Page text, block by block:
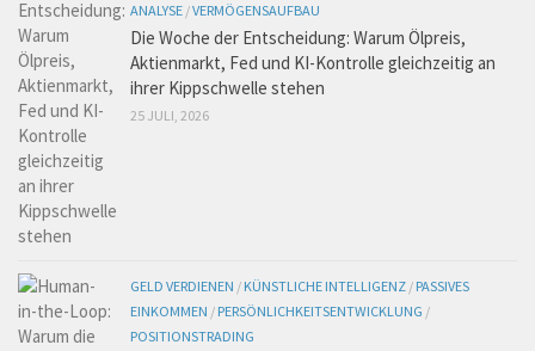
ANALYSE /VERMÖGENSAUFBAU
Die Woche der Entscheidung: Warum Ölpreis,
Aktienmarkt, Fed und KI-Kontrolle gleichzeitig an
ihrer Kippschwelle stehen
25 JULI, 2026
GELD VERDIENEN / KÜNSTLICHE INTELLIGENZ / PASSIVES
EINKOMMEN / PERSÖNLICHKEITSENTWICKLUNG /
POSITIONSTRADING